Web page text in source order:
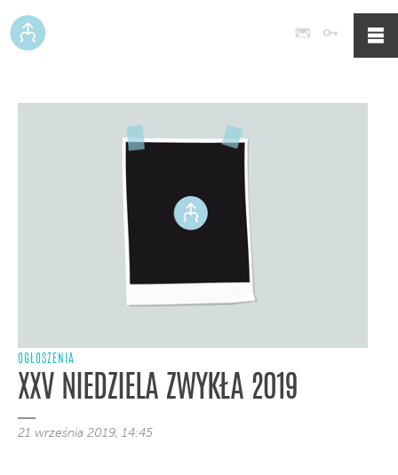
Poczta
OGŁOSZENIA
XXV NIEDZIELA ZWYKŁA 2019
21 września 2019, 14:45